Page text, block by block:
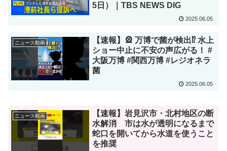
5日）｜TBS NEWS DIG
2025.06.05
ニュース動画
【速報】🎡 万博で菌が検出⁉ 水上
ショー中止に不安の声広がる！ #
大阪万博 #関西万博 #レジオネラ
菌
2025.06.05
ニュース動画
【速報】岩見沢市・北村地区の断
水解消 市は水が透明になるまで
蛇口を開いてから水道を使うこと
を推奨